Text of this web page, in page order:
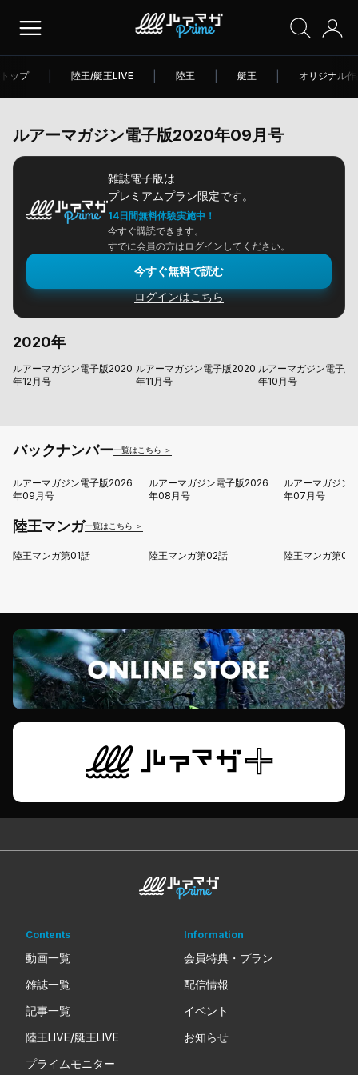
トップ 陸王/艇王LIVE 陸王 艇王 オリジナル
ルアーマガジン電子版2020年09月号
雑誌電子版は
プレミアムプラン限定です。
14日間無料体験実施中！
今すぐ購読できます。
すでに会員の方はログインしてください。
今すぐ無料で読む
ログインはこちら
2020年
ルアーマガジン電子版2020
年12月号
ルアーマガジン電子版2020
年11月号
ルアーマガジン電子
年10月号
バックナンバー一覧はこちら ＞
ルアーマガジン電子版2026
年09月号
ルアーマガジン電子版2026
年08月号
ルアーマガジン
年07月号
陸王マンガ一覧はこちら ＞
陸王マンガ第01話 陸王マンガ第02話 陸王マンガ第03
Contents
動画一覧
雑誌一覧
記事一覧
陸王LIVE/艇王LIVE
プライムモニター
Information
会員特典・プラン
配信情報
イベント
お知らせ